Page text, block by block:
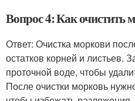
Вопрос 4: Как очистить
Ответ: Очистка моркови
остатков корней и листьев.
проточной воде, чтобы
После очистки морковь